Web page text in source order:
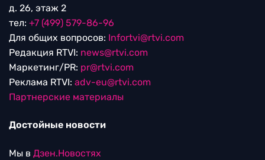
д. 26, этаж 2
тел: +7 (499) 579-86-96
Для общих вопросов: Infortvi@rtvi.com
Редакция RTVI: news@rtvi.com
Маркетинг/PR: pr@rtvi.com
Реклама RTVI: adv-eu@rtvi.com
Партнерские материалы
Достойные новости
Мы в Дзен.Новостях